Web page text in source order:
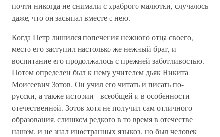
почти никогда не снимали с храброго малютки, случалось
даже, что он засыпал вместе с нею.
Когда Петр лишился попечения нежного отца своего,
место его заступил настолько же нежный брат, и
воспитание его продолжалось с прежней заботливостью.
Потом определен был к нему учителем дьяк Никита
Моисеевич Зотов. Он учил его читать и писать по-
русски, а также истории - всеобщей и в особенности
отечественной. Зотов хотя не получил сам отличного
образования, слишком редкого в то время в отечестве
нашем, и не знал иностранных языков, но был человек